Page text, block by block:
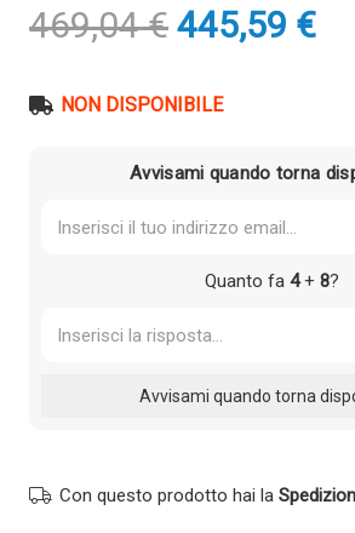
469,04€ Il
prezzo
era:
445,59 €Il
NON DISPONIBILE
Avvisami quando torna
Quanto fa 4+ 8?
Con questo prodotto hai la